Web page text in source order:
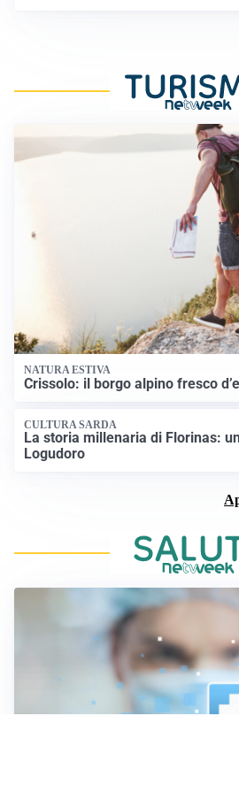
NATURA ESTIVA
Crissolo: il borgo alpino fresco
CULTURA SARDA
La storia millenaria di Florinas:
Logudoro